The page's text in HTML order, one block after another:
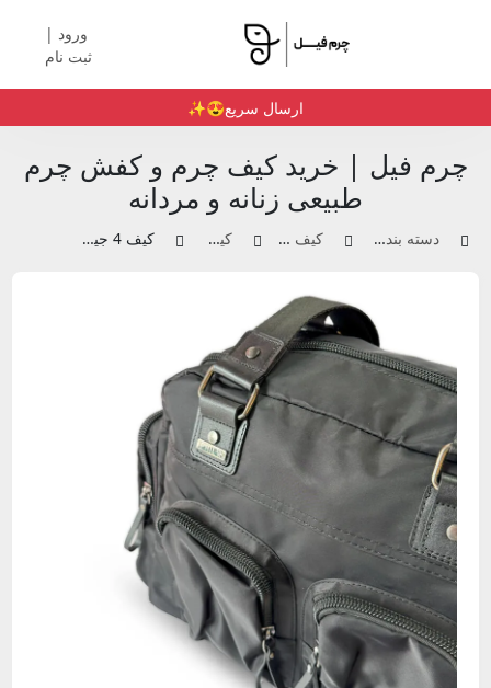
ورود |
ثبت نام
ارسال سریع😍✨️
چرم فیل | خرید کیف چرم و کفش چرم
طبیعی زنانه و مردانه
دسته بندی محصولات کیف چرم زنانه کیف دوشی کیف 4 جیب | کد 3108